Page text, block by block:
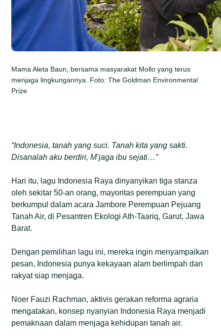
Mama Aleta Baun, bersama masyarakat Mollo yang terus
menjaga lingkungannya. Foto: The Goldman Environmental
Prize
“Indonesia, tanah yang suci. Tanah kita yang sakti.
Disanalah aku berdiri, M’jaga ibu sejati…”
Hari itu, lagu Indonesia Raya dinyanyikan tiga stanza
oleh sekitar 50-an orang, mayoritas perempuan yang
berkumpul dalam acara Jambore Perempuan Pejuang
Tanah Air, di Pesantren Ekologi Ath-Taariq, Garut, Jawa
Barat.
Dengan pemilihan lagu ini, mereka ingin menyampaikan
pesan, Indonesia punya kekayaan alam berlimpah dan
rakyat siap menjaga.
Noer Fauzi Rachman, aktivis gerakan reforma agraria
mengatakan, konsep nyanyian Indonesia Raya menjadi
pemaknaan dalam menjaga kehidupan tanah air.